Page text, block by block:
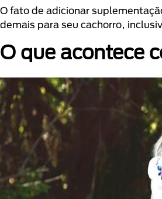
O fato de adicionar
demais para seu cachorro,
O que acontece